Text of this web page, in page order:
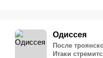
Одиссея
После
Итаки